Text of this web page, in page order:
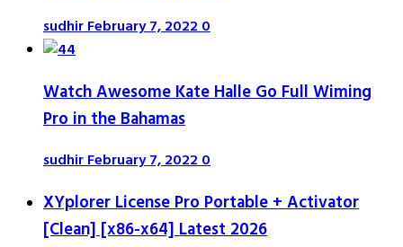
sudhirFebruary 7, 20220
Watch Awesome Kate Halle Go Full Wiming
Pro in the Bahamas
sudhirFebruary 7, 20220
XYplorer License Pro Portable + Activator
[Clean] [x86-x64] Latest 2026